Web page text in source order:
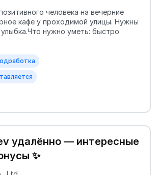
человека на вечерние
кафе у проходимой улицы. Нужны
улыбка.Что нужно уметь: быстро
удалённо — интересные
✨